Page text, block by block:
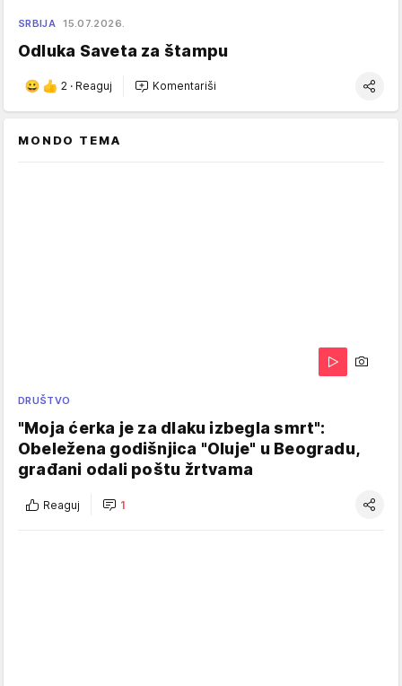
SRBIJA 15.07.2026.
Odluka Saveta za štampu
2 · Reaguj Komentariši
MONDO TEMA
DRUŠTVO
"Moja ćerka je za dlaku izbegla smrt":
Obeležena godišnjica "Oluje" u Beogradu,
građani odali poštu žrtvama
Reaguj 1